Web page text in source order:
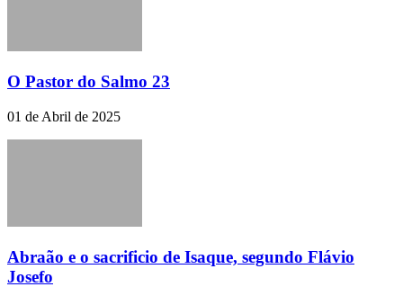
O Pastor do Salmo 23
01 de Abril de 2025
Abraão e o sacrificio de Isaque, segundo Flávio
Josefo